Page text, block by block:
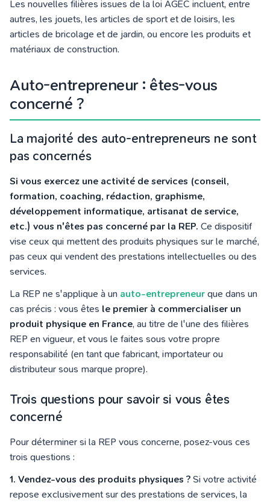
Les nouvelles filières issues de la loi AGEC incluent, entre
autres, les jouets, les articles de sport et de loisirs, les
articles de bricolage et de jardin, ou encore les produits et
matériaux de construction.
Auto-entrepreneur : êtes-vous
concerné ?
La majorité des auto-entrepreneurs ne sont
pas concernés
Si vous exercez une activité de services (conseil,
formation, coaching, rédaction, graphisme,
développement informatique, artisanat de service,
etc.) vous n'êtes pas concerné par la REP. Ce dispositif
vise ceux qui mettent des produits physiques sur le marché,
pas ceux qui vendent des prestations intellectuelles ou des
services.
La REP ne s'applique à un auto-entrepreneur que dans un
cas précis : vous êtes le premier à commercialiser un
produit physique en France, au titre de l'une des filières
REP en vigueur, et vous le faites sous votre propre
responsabilité (en tant que fabricant, importateur ou
distributeur sous marque propre).
Trois questions pour savoir si vous êtes
concerné
Pour déterminer si la REP vous concerne, posez-vous ces
trois questions :
1. Vendez-vous des produits physiques ? Si votre activité
repose exclusivement sur des prestations de services, la